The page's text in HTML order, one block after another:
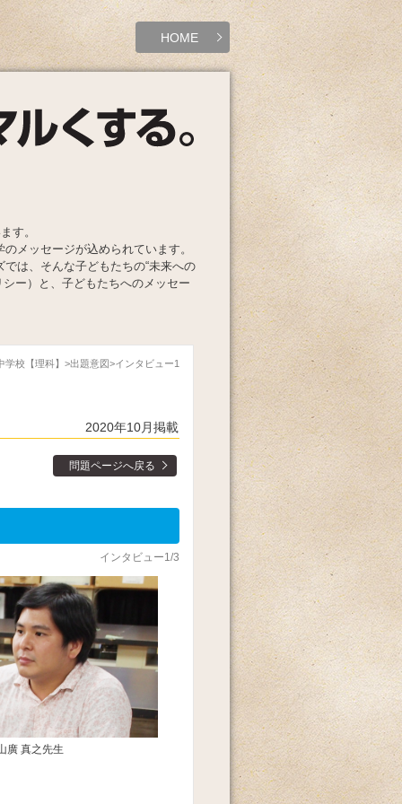
HOME
す。
メッセージが込められています。
は、そんな子どもたちの“未来への
ー）と、子どもたちへのメッセー
校【理科】 出題意図 インタビュー1
2020年10月掲載
問題ページへ戻る
インタビュー1/3
廣 真之先生